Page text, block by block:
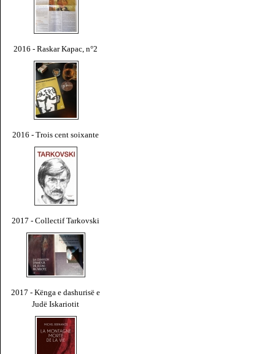
2016 - Raskar Kapac, n°2
2016 - Trois cent soixante
2017 - Collectif Tarkovski
2017 - Kënga e dashurisë e
Judë Iskariotit